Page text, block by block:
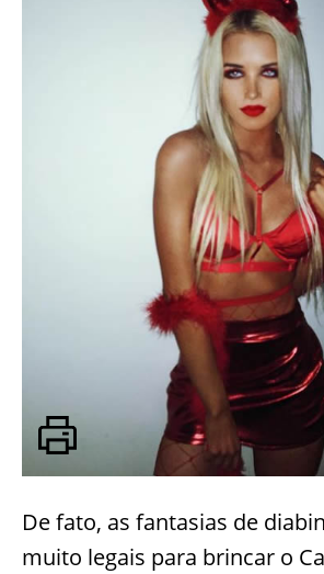
De fato, as fantasias de
muito legais para brincar o